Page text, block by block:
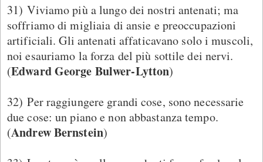
31) Viviamo più a lungo dei nostri antenati; ma
soffriamo di migliaia di ansie e preoccupazioni
artificiali. Gli antenati affaticavano solo i muscoli,
noi esauriamo la forza del più sottile dei nervi.
(Edward George Bulwer-Lytton)
32) Per raggiungere grandi cose, sono necessarie
due cose: un piano e non abbastanza tempo.
(Andrew Bernstein)